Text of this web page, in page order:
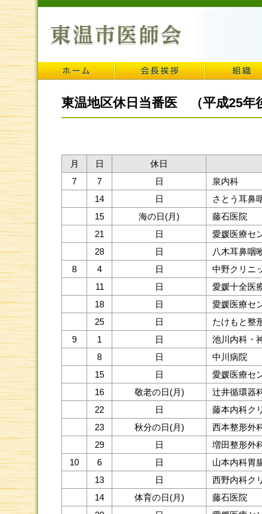
東温地区休日当番医 （平成25年
月 日
休日
7
7 日
泉内科
14
日
さとう耳鼻
15
海の日(月)
藤石医院
21
日
愛媛医療セ
28
日
八木耳鼻咽
8
4 日
中野クリニ
11
日
愛媛十全医
18
日
愛媛医療セ
25
日
たけもと整
9
1 日
池川内科・
8
日
中川病院
15
日
愛媛医療セ
16
敬老の日(月)
辻井循環器
22
日
藤本内科ク
23
秋分の日(月)
西本整形外
29
日
増田整形外
10
6 日
山本内科胃
13
日
西野内科ク
14
体育の日(月)
藤石医院